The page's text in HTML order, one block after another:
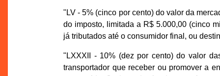
"LV - 5% (cinco por cento) do valor da
do imposto, limitada a R$ 5.000,00 (cinco
já tributados até o consumidor final, ou
"LXXXII - 10% (dez por cento) do valor
transportador que receber ou promover a